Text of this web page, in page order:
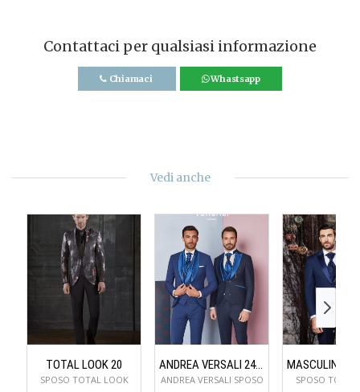
Contattaci per qualsiasi informazione
Chiamaci Whastsapp
Vedi anche
TOTAL LOOK 20
SPOSO TOTAL LOOK
ANDREA VERSALI 24961V006
ANDREA VERSALI SPOSO SPOSO TOTAL